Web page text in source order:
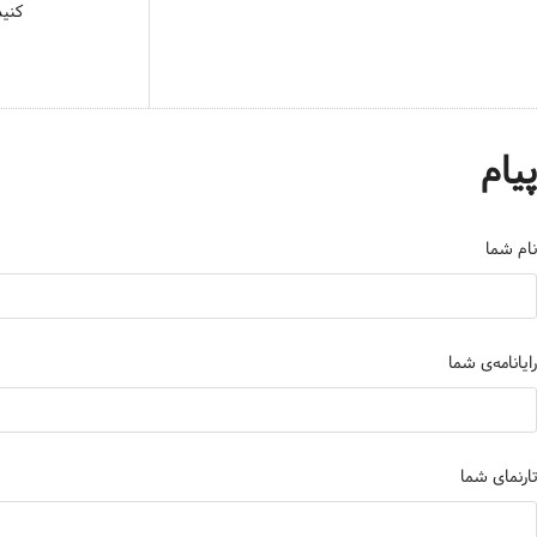
پیام
نام شما
رایانامه‌ی شما
تارنمای شما